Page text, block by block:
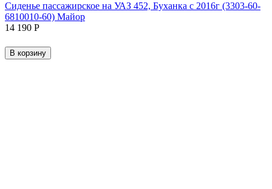
Сиденье пассажирское на УАЗ 452, Буханка с 2016г (3303-60-
6810010-60) Майор
14 190 Р
В корзину